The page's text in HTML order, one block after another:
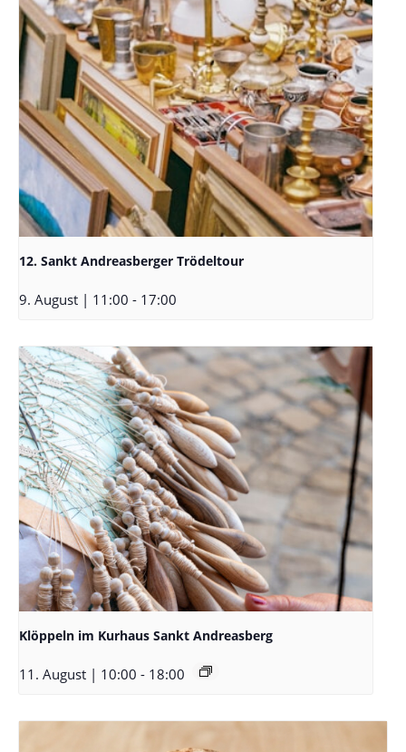
12. Sankt Andreasberger Trödeltour
9. August | 11:00 - 17:00
Klöppeln im Kurhaus Sankt Andreasberg
11. August | 10:00 - 18:00